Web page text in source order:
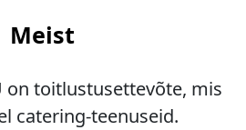
Meist
on toitlustusettevõte, mis
catering-teenuseid.